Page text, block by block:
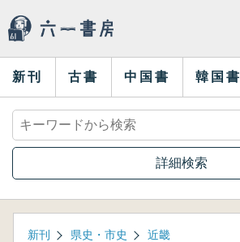
新刊 古書 中国書 韓国書
詳細検索
新刊 県史・市史 近畿